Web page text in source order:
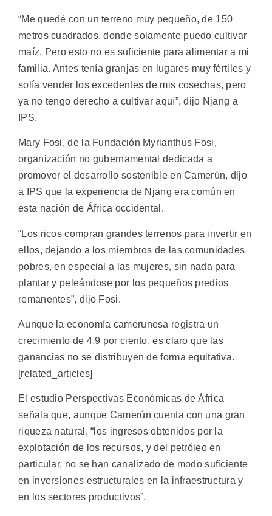
“Me quedé con un terreno muy pequeño, de 150
metros cuadrados, donde solamente puedo cultivar
maíz. Pero esto no es suficiente para alimentar a mi
familia. Antes tenía granjas en lugares muy fértiles y
solía vender los excedentes de mis cosechas, pero
ya no tengo derecho a cultivar aquí”, dijo Njang a
IPS.
Mary Fosi, de la Fundación Myrianthus Fosi,
organización no gubernamental dedicada a
promover el desarrollo sostenible en Camerún, dijo
a IPS que la experiencia de Njang era común en
esta nación de África occidental.
“Los ricos compran grandes terrenos para invertir en
ellos, dejando a los miembros de las comunidades
pobres, en especial a las mujeres, sin nada para
plantar y peleándose por los pequeños predios
remanentes”, dijo Fosi.
Aunque la economía camerunesa registra un
crecimiento de 4,9 por ciento, es claro que las
ganancias no se distribuyen de forma equitativa.
[related_articles]
El estudio Perspectivas Económicas de África
señala que, aunque Camerún cuenta con una gran
riqueza natural, “los ingresos obtenidos por la
explotación de los recursos, y del petróleo en
particular, no se han canalizado de modo suficiente
en inversiones estructurales en la infraestructura y
en los sectores productivos”.